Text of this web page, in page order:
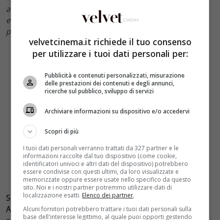
alla perfezione, perché Tyler è Superman. Siamo molto
entusiasti di aggiungere un altro attore straordinario
per l’eredità di questo personaggio iconico.”
Supergirl è una serie televisiva ideata da Greg Berlanti,
Ali Adler e Andrew Kreisberg. Basata sull’omonimo
velvetcinema.it richiede il tuo consenso
per utilizzare i tuoi dati personali per:
Pubblicità e contenuti personalizzati, misurazione
delle prestazioni dei contenuti e degli annunci,
ricerche sul pubblico, sviluppo di servizi
Archiviare informazioni su dispositivo e/o accedervi
Scopri di più
I tuoi dati personali verranno trattati da 327 partner e le
informazioni raccolte dal tuo dispositivo (come cookie,
identificatori univoci e altri dati del dispositivo) potrebbero
essere condivise con questi ultimi, da loro visualizzate e
memorizzate oppure essere usate nello specifico da questo
sito. Noi e i nostri partner potremmo utilizzare dati di
localizzazione esatti. Elenco dei partner.
Alcuni fornitori potrebbero trattare i tuoi dati personali sulla
base dell'interesse legittimo, al quale puoi opporti gestendo